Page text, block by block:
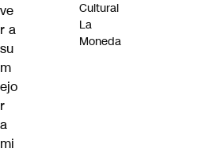
ve
r a
su
m
ejo
r
a
mi
Cultural
La
Moneda